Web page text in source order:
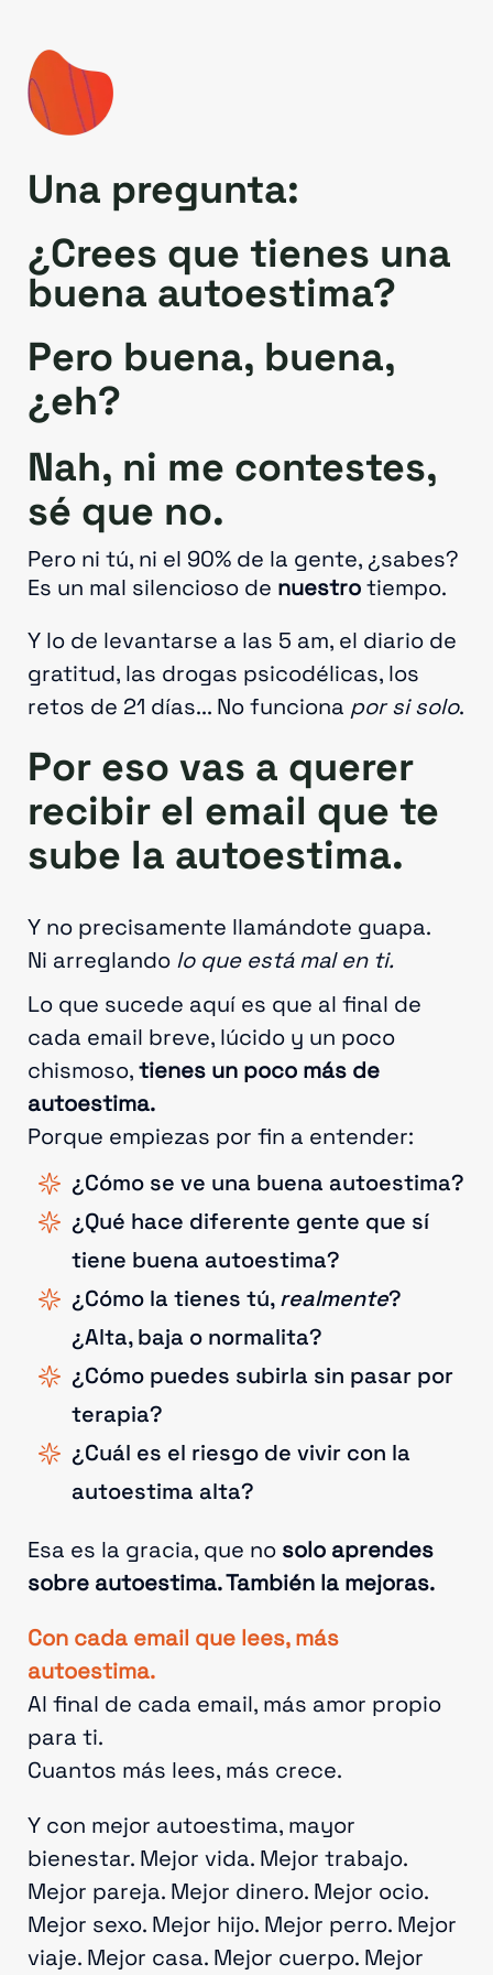
Una pregunta:
¿Crees que tienes una
buena autoestima?
Pero buena, buena,
¿eh?
Nah, ni me contestes,
sé que no.
Pero ni tú, ni el 90% de la gente, ¿sabes?
Es un mal silencioso de nuestrotiempo.
Y lo de levantarse a las 5 am, el diario de
gratitud, las drogas psicodélicas, los
retos de 21 días... No funciona por si solo.
Por eso vas a querer
recibir el email que te
sube la autoestima.
Y no precisamente llamándote guapa.
Ni arreglando lo que está mal en ti.
Lo que sucede aquí es que al final de
cada email breve, lúcido y un poco
chismoso,tienes un poco más de
autoestima.
Porque empiezas por fin a entender:
¿Cómo se ve una buena autoestima?
¿Qué hace diferente gente que sí
tiene buena autoestima?
¿Cómo la tienes tú,realmente?
¿Alta, baja o normalita?
¿Cómo puedes subirla sin pasar por
terapia?
¿Cuál es el riesgo de vivir con la
autoestima alta?
Esa es la gracia, que no solo aprendes
sobre autoestima. También la mejoras.
Con cada email que lees, más
autoestima.
Al final de cada email, más amor propio
para ti.
Cuantos más lees, más crece.
Y con mejor autoestima, mayor
bienestar. Mejor vida. Mejor trabajo.
Mejor pareja. Mejor dinero. Mejor ocio.
Mejor sexo. Mejor hijo. Mejor perro. Mejor
viaje. Mejor casa. Mejor cuerpo. Mejor